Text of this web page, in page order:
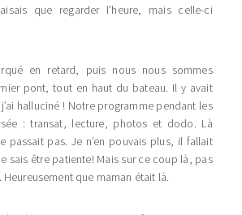
que regarder l’heure, mais celle-ci
en retard, puis nous nous sommes
pont, tout en haut du bateau. Il y avait
halluciné ! Notre programme pendant les
: transat, lecture, photos et dodo. Là
passait pas. Je n’en pouvais plus, il fallait
sais être patiente! Mais sur ce coup là, pas
Heureusement que maman était là.